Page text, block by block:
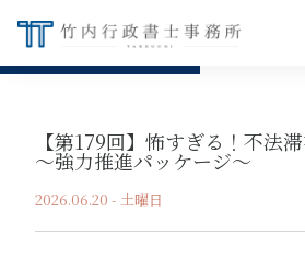
【第179回】怖すぎる！不法
～強力推進パッケージ～
2026.06.20 - 土曜日